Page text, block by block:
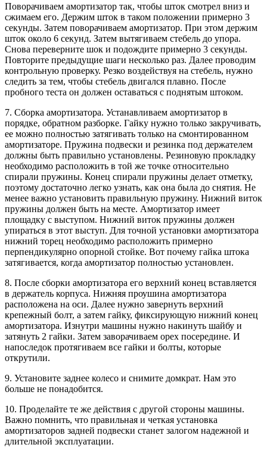
Поворачиваем амортизатор так, чтобы шток смотрел вниз и
сжимаем его. Держим шток в таком положении примерно 3
секунды. Затем поворачиваем амортизатор. При этом держим
шток около 6 секунд. Затем вытягиваем стебель до упора.
Снова переверните шок и подождите примерно 3 секунды.
Повторите предыдущие шаги несколько раз. Далее проводим
контрольную проверку. Резко воздействуя на стебель, нужно
следить за тем, чтобы стебель двигался плавно. После
пробного теста он должен оставаться с поднятым штоком.
7. Сборка амортизатора. Устанавливаем амортизатор в
порядке, обратном разборке. Гайку нужно только закручивать,
ее можно полностью затягивать только на смонтированном
амортизаторе. Пружина подвески и резинка под держателем
должны быть правильно установлены. Резиновую прокладку
необходимо расположить в той же точке относительно
спирали пружины. Конец спирали пружины делает отметку,
поэтому достаточно легко узнать, как она была до снятия. Не
менее важно установить правильную пружину. Нижний виток
пружины должен быть на месте. Амортизатор имеет
площадку с выступом. Нижний виток пружины должен
упираться в этот выступ. Для точной установки амортизатора
нижний торец необходимо расположить примерно
перпендикулярно опорной стойке. Вот почему гайка штока
затягивается, когда амортизатор полностью установлен.
8. После сборки амортизатора его верхний конец вставляется
в держатель корпуса. Нижняя проушина амортизатора
расположена на оси. Далее нужно завернуть верхний
крепежный болт, а затем гайку, фиксирующую нижний конец
амортизатора. Изнутри машины нужно накинуть шайбу и
затянуть 2 гайки. Затем заворачиваем орех посередине. И
напоследок протягиваем все гайки и болты, которые
открутили.
9. Установите заднее колесо и снимите домкрат. Нам это
больше не понадобится.
10. Проделайте те же действия с другой стороны машины.
Важно помнить, что правильная и четкая установка
амортизаторов задней подвески станет залогом надежной и
длительной эксплуатации.